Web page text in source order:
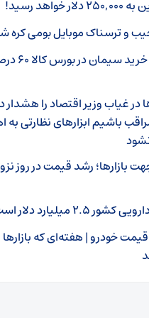
رسید!
و ترسناک موبایل بومی کره
پیش دریافت
در غیاب وزیر اقتصاد را هشدار
باشیم ابزار‌های نظارتی به
بازارها؛ رشد قیمت در روز
۲.۵ میلیارد دلار است
خودرو | هفته‌ای که بازارها